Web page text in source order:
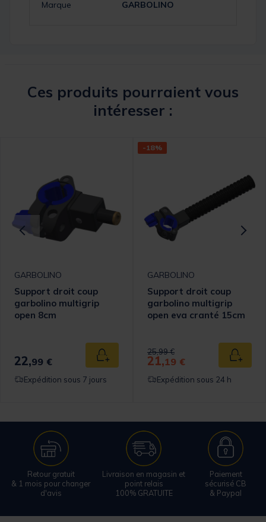
Marque
GARBOLINO
Ces produits pourraient vous
intéresser :
panier
GARBOLINO
Support droit coup
garbolino multigrip
open 8cm
22,99 € Ajouter au panier
Expédition sous 7 jours
-18%
GARBOLINO
Support droit coup
garbolino multigrip
open eva cranté 15cm
Price reduced from
25,99 €to
21,19 €
Expédition sous 24 h
Retour gratuit
& 1 mois pour changer
d'avis
Livraison en magasin et
point relais
100% GRATUITE
Paiement
sécurisé CB
& Paypal